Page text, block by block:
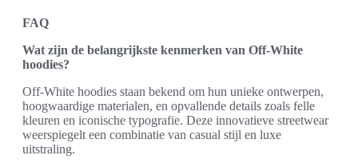
FAQ
Wat zijn de belangrijkste kenmerken van Off-White
hoodies?
Off-White hoodies staan bekend om hun unieke ontwerpen,
hoogwaardige materialen, en opvallende details zoals felle
kleuren en iconische typografie. Deze innovatieve streetwear
weerspiegelt een combinatie van casual stijl en luxe
uitstraling.